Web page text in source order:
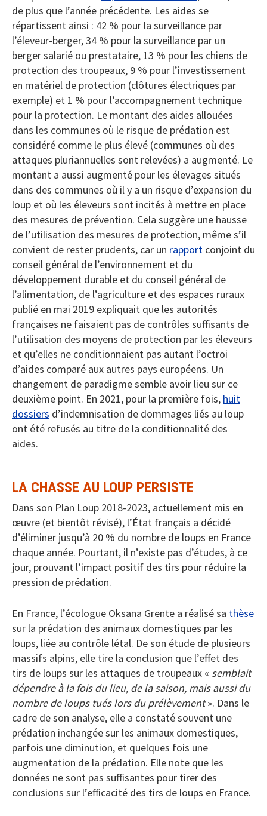
de plus que l’année précédente. Les aides se
répartissent ainsi : 42 % pour la surveillance par
l’éleveur-berger, 34 % pour la surveillance par un
berger salarié ou prestataire, 13 % pour les chiens de
protection des troupeaux, 9 % pour l’investissement
en matériel de protection (clôtures électriques par
exemple) et 1 % pour l’accompagnement technique
pour la protection. Le montant des aides allouées
dans les communes où le risque de prédation est
considéré comme le plus élevé (communes où des
attaques pluriannuelles sont relevées) a augmenté. Le
montant a aussi augmenté pour les élevages situés
dans des communes où il y a un risque d’expansion du
loup et où les éleveurs sont incités à mettre en place
des mesures de prévention. Cela suggère une hausse
de l’utilisation des mesures de protection, même s’il
convient de rester prudents, car un rapport conjoint du
conseil général de l’environnement et du
développement durable et du conseil général de
l’alimentation, de l’agriculture et des espaces ruraux
publié en mai 2019 expliquait que les autorités
françaises ne faisaient pas de contrôles suffisants de
l’utilisation des moyens de protection par les éleveurs
et qu’elles ne conditionnaient pas autant l’octroi
d’aides comparé aux autres pays européens. Un
changement de paradigme semble avoir lieu sur ce
deuxième point. En 2021, pour la première fois, huit
dossiers d’indemnisation de dommages liés au loup
ont été refusés au titre de la conditionnalité des
aides.
LA CHASSE AU LOUP PERSISTE
Dans son Plan Loup 2018-2023, actuellement mis en
œuvre (et bientôt révisé), l’État français a décidé
d’éliminer jusqu’à 20 % du nombre de loups en France
chaque année. Pourtant, il n’existe pas d’études, à ce
jour, prouvant l’impact positif des tirs pour réduire la
pression de prédation.
En France, l’écologue Oksana Grente a réalisé sa thèse
sur la prédation des animaux domestiques par les
loups, liée au contrôle létal. De son étude de plusieurs
massifs alpins, elle tire la conclusion que l’effet des
tirs de loups sur les attaques de troupeaux « semblait
dépendre à la fois du lieu, de la saison, mais aussi du
nombre de loups tués lors du prélèvement». Dans le
cadre de son analyse, elle a constaté souvent une
prédation inchangée sur les animaux domestiques,
parfois une diminution, et quelques fois une
augmentation de la prédation. Elle note que les
données ne sont pas suffisantes pour tirer des
conclusions sur l’efficacité des tirs de loups en France.